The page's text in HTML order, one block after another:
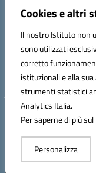
Cookies e altri
Il nostro Istituto non
sono utilizzati
corretto
istituzionali e alla
strumenti statistici
Analytics Italia.
Per saperne di più
Personalizza
06121126825
LICEO DELLE SCIENZE
Mail:
Codice meccanografico:
Codice fiscale:
Hosting